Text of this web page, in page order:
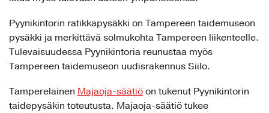
Pyynikintorin ratikkapysäkki on Tampereen taidemuseon
pysäkki ja merkittävä solmukohta Tampereen liikenteelle.
Tulevaisuudessa Pyynikintoria reunustaa myös
Tampereen taidemuseon uudisrakennus Siilo.
Tamperelainen Majaoja-säätiö on tukenut Pyynikintorin
taidepysäkin toteutusta. Majaoja-säätiö tukee